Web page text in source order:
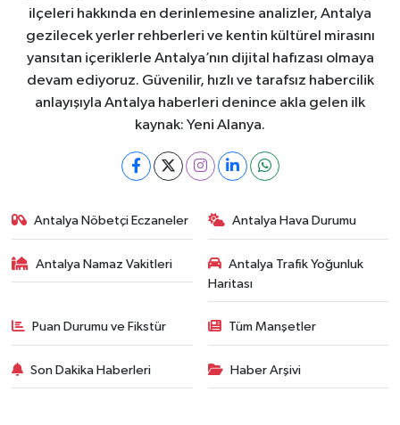
ilçeleri hakkında en derinlemesine analizler, Antalya
gezilecek yerler rehberleri ve kentin kültürel mirasını
yansıtan içeriklerle Antalya’nın dijital hafızası olmaya
devam ediyoruz. Güvenilir, hızlı ve tarafsız habercilik
anlayışıyla Antalya haberleri denince akla gelen ilk
kaynak: Yeni Alanya.
Antalya Nöbetçi Eczaneler Antalya Hava Durumu
Antalya Namaz Vakitleri
Antalya Trafik Yoğunluk
Haritası
Puan Durumu ve Fikstür Tüm Manşetler
Son Dakika Haberleri Haber Arşivi